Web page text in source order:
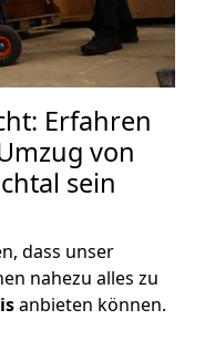
Erfahren
von
sein
dass unser
nahezu alles zu
anbieten können.